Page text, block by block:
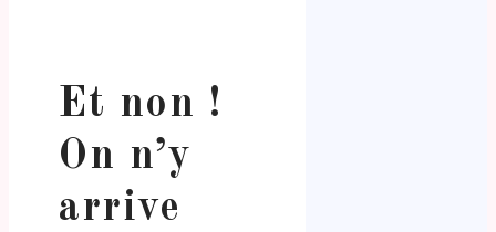
Et non !
On n’y
arrive